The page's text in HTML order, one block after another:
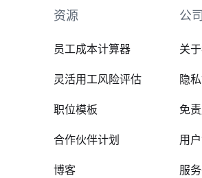
资源
员工成本计算器
灵活用工风险评估
职位模板
合作伙伴计划
博客
公
关
隐
免
用
服